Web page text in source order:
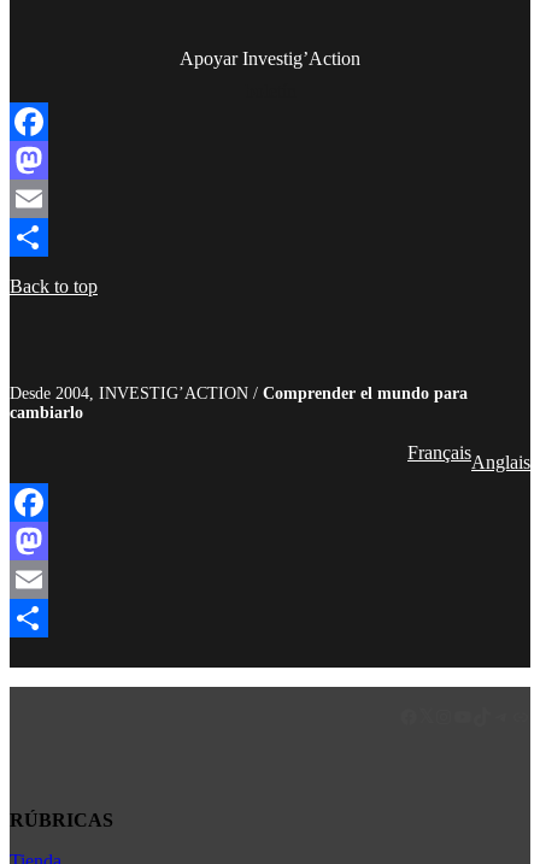
Apoyar Investig’Action
Facebook
Mastodon
Email
Compartir
Back to top
Desde 2004, INVESTIG’ACTION / Comprender el mundo para
cambiarlo
FrançaisAnglais
Facebook
Mastodon
Email
RÚBRICAS